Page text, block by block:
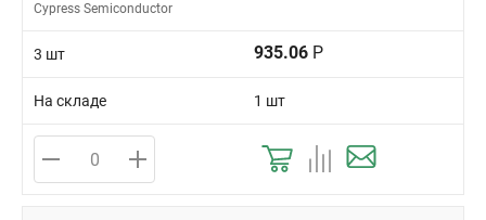
Cypress Semiconductor
3 шт 935.06 Р
На складе 1 шт